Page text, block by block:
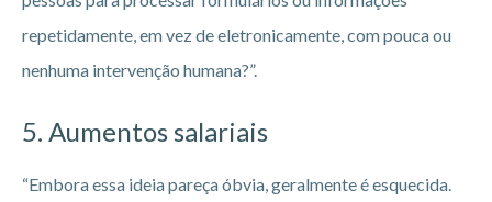
repetidamente, em vez de eletronicamente, com pouca ou
nenhuma intervenção humana?”.
5. Aumentos salariais
“Embora essa ideia pareça óbvia, geralmente é esquecida.